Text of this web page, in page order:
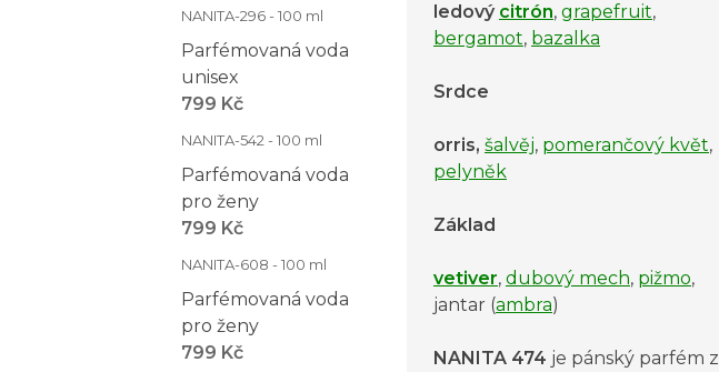
NANITA-296 - 100 ml
Parfémovaná voda
unisex
799 Kč
NANITA-542 - 100 ml
Parfémovaná voda
pro ženy
799 Kč
NANITA-608 - 100 ml
Parfémovaná voda
pro ženy
799 Kč
ledový citrón, grapefruit,
bergamot, bazalka
Srdce
orris, šalvěj, pomerančový květ,
pelyněk
Základ
vetiver, dubový mech, pižmo,
jantar (ambra)
NANITA 474 je pánský parfém z